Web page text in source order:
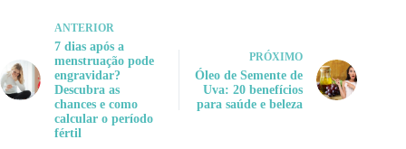
ANTERIOR
7 dias após a
menstruação pode
engravidar?
Descubra as
chances e como
calcular o período
fértil
PRÓXIMO
Óleo de Semente de
Uva: 20 benefícios
para saúde e beleza